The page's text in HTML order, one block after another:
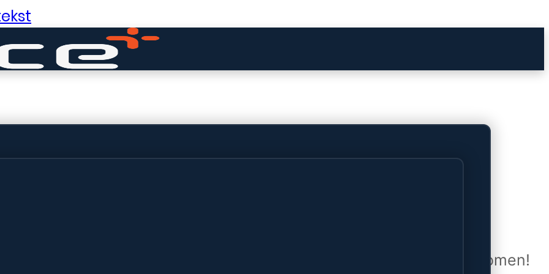
dingen in het verschiet
winkel wordt momenteel gebouwd en zal binnenkort online komen!